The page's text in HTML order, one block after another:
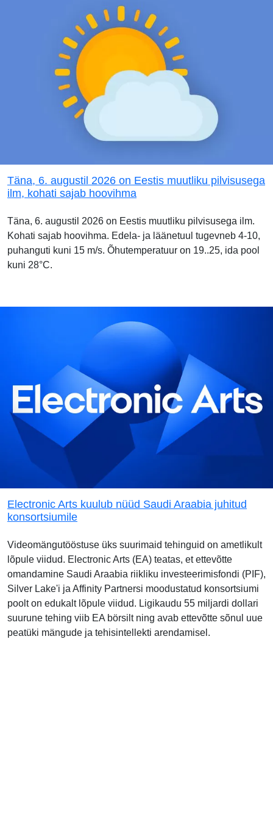
Täna, 6. augustil 2026 on Eestis muutliku pilvisusega
ilm, kohati sajab hoovihma
Täna, 6. augustil 2026 on Eestis muutliku pilvisusega ilm.
Kohati sajab hoovihma. Edela- ja läänetuul tugevneb 4-10,
puhanguti kuni 15 m/s. Õhutemperatuur on 19..25, ida pool
kuni 28°C.
Electronic Arts kuulub nüüd Saudi Araabia juhitud
konsortsiumile
Videomängutööstuse üks suurimaid tehinguid on ametlikult
lõpule viidud. Electronic Arts (EA) teatas, et ettevõtte
omandamine Saudi Araabia riikliku investeerimisfondi (PIF),
Silver Lake'i ja Affinity Partnersi moodustatud konsortsiumi
poolt on edukalt lõpule viidud. Ligikaudu 55 miljardi dollari
suurune tehing viib EA börsilt ning avab ettevõtte sõnul uue
peatüki mängude ja tehisintellekti arendamisel.